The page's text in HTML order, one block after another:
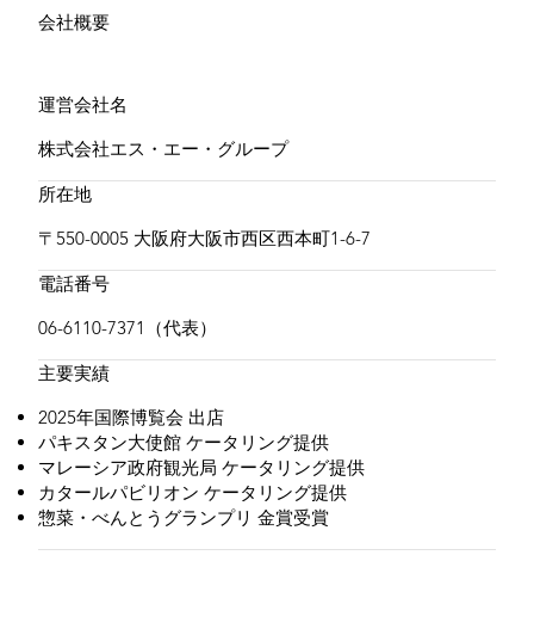
会社概要
運営会社名
株式会社エス・エー・グループ
所在地
〒550-0005 大阪府大阪市西区西本町1-6-7
​電話番号
06-6110-7371（代表）
​主要実績
2025年国際博覧会 出店
パキスタン大使館 ケータリング提供
マレーシア政府観光局 ケータリング提供
カタールパビリオン ケータリング提供
惣菜・べんとうグランプリ 金賞受賞